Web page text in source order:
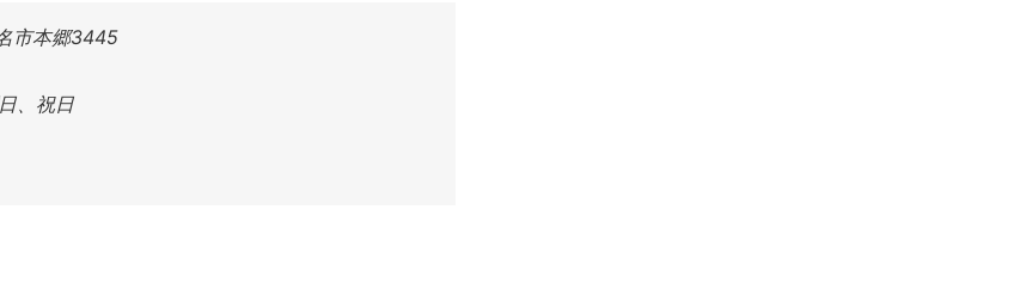
市本郷3445
、祝日